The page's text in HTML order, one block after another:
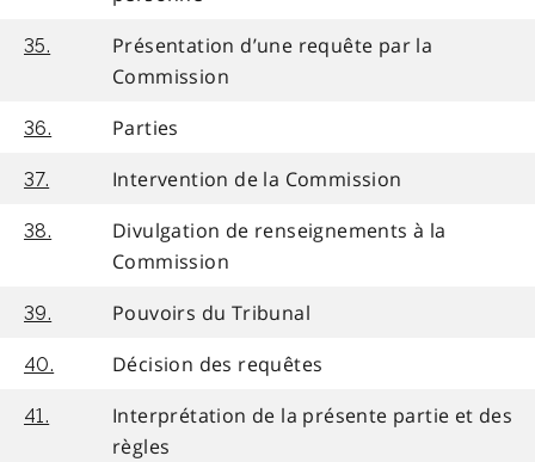
35.
Présentation d’une requête par la
Commission
36. Parties
37. Intervention de la Commission
38.
Divulgation de renseignements à la
Commission
39. Pouvoirs du Tribunal
40. Décision des requêtes
41.
Interprétation de la présente partie et des
règles